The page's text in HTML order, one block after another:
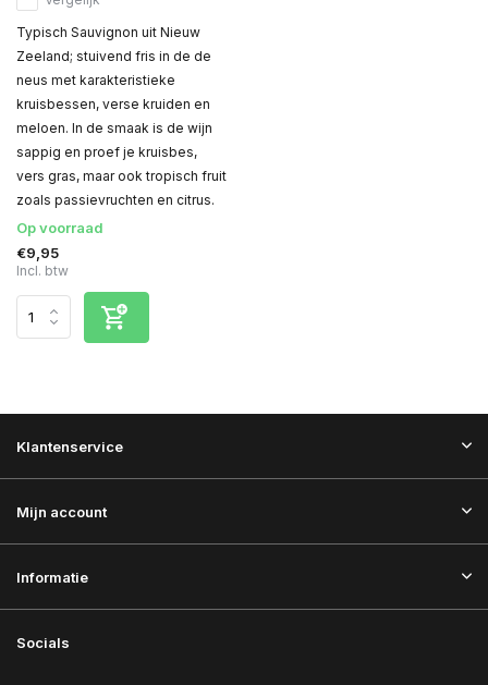
Typisch Sauvignon uit Nieuw
Zeeland; stuivend fris in de de
neus met karakteristieke
kruisbessen, verse kruiden en
meloen. In de smaak is de wijn
sappig en proef je kruisbes,
vers gras, maar ook tropisch fruit
zoals passievruchten en citrus.
Op voorraad
€9,95
Incl. btw
Klantenservice
Mijn account
Informatie
Socials